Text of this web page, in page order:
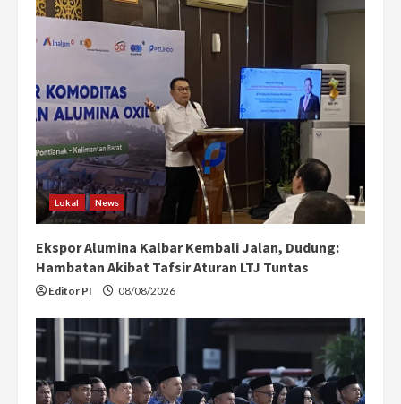
Lokal News
Ekspor Alumina Kalbar Kembali Jalan, Dudung:
Hambatan Akibat Tafsir Aturan LTJ Tuntas
Editor PI 08/08/2026